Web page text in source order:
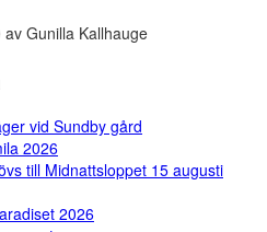
Gunilla Kallhauge
vid Sundby gård
2026
till Midnattsloppet 15 augusti
2026